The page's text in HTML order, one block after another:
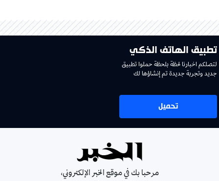
تطبيق الهاتف الذكي
لتصلكم اخبارنا لحظة بلحظة حملوا تطبيق
جديد وتجربة جديدة تم إنشاؤها لك
تحميل
مرحبا بك في موقع الخبر الإلكتروني،